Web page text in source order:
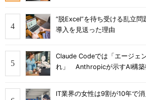
“脱Excel”を待ち受ける乱立
導入を見送った理由
Claude Codeでは「エージェ
れ」 Anthropicが示すAI構築
IT業界の女性は9割が10年で